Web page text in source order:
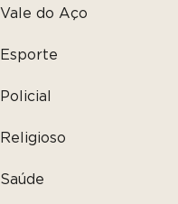
Vale do Aço
Esporte
Policial
Religioso
Saúde